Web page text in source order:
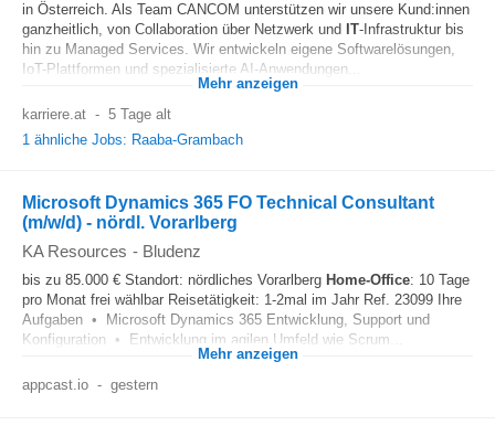
in Österreich. Als Team CANCOM unterstützen wir unsere Kund:innen
ganzheitlich, von Collaboration über Netzwerk und IT-Infrastruktur bis
hin zu Managed Services. Wir entwickeln eigene Softwarelösungen,
IoT-Plattformen und spezialisierte AI-Anwendungen...
Mehr anzeigen
karriere.at - 5 Tage alt
1 ähnliche Jobs: Raaba-Grambach
Microsoft Dynamics 365 FO Technical Consultant
(m/w/d) - nördl. Vorarlberg
KA Resources - Bludenz
bis zu 85.000 € Standort: nördliches Vorarlberg Home-Office: 10 Tage
pro Monat frei wählbar Reisetätigkeit: 1-2mal im Jahr Ref. 23099 Ihre
Aufgaben • Microsoft Dynamics 365 Entwicklung, Support und
Konfiguration • Entwicklung im agilen Umfeld wie Scrum...
Mehr anzeigen
appcast.io - gestern